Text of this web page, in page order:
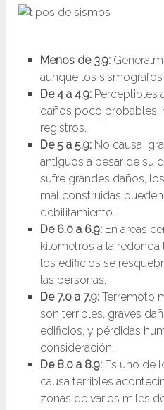
Menos de 3.9:
aunque los sismógrafos
De 4 a 4.9:Perceptibles
daños poco probables,
registros.
De 5 a 5.9: No causa
antiguos a pesar de su
sufre grandes daños,
mal construidas
debilitamiento.
De 6.0 a 6.9:En áreas
kilómetros a la redonda
los edificios se
las personas.
De 7.0 a 7.9:Terremoto
son terribles, graves
edificios, y pérdidas
consideración.
De 8.0 a 8.9:Es uno de
causa terribles
zonas de varios miles